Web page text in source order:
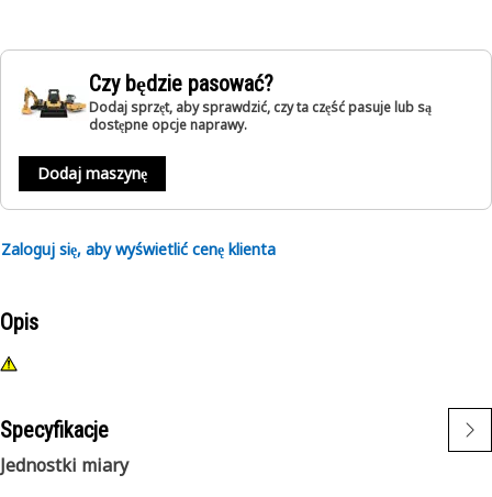
Czy będzie pasować?
Dodaj sprzęt, aby sprawdzić, czy ta część pasuje lub są
dostępne opcje naprawy.
Dodaj maszynę
Zaloguj się, aby wyświetlić cenę klienta
Opis
Specyfikacje
Jednostki miary